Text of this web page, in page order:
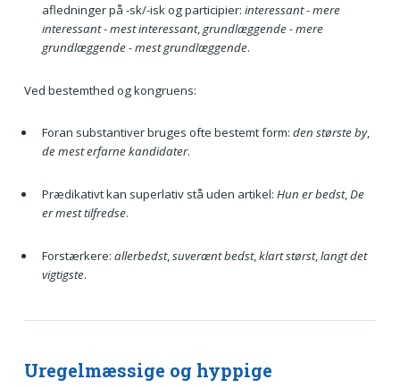
afledninger på -sk/-isk og participier: interessant - mere
interessant - mest interessant,grundlæggende - mere
grundlæggende - mest grundlæggende.
Ved bestemthed og kongruens:
Foran substantiver bruges ofte bestemt form: den største by,
de mest erfarne kandidater.
Prædikativt kan superlativ stå uden artikel: Hun er bedst,De
er mest tilfredse.
Forstærkere: allerbedst, suverænt bedst, klart størst, langt det
vigtigste.
Uregelmæssige og hyppige